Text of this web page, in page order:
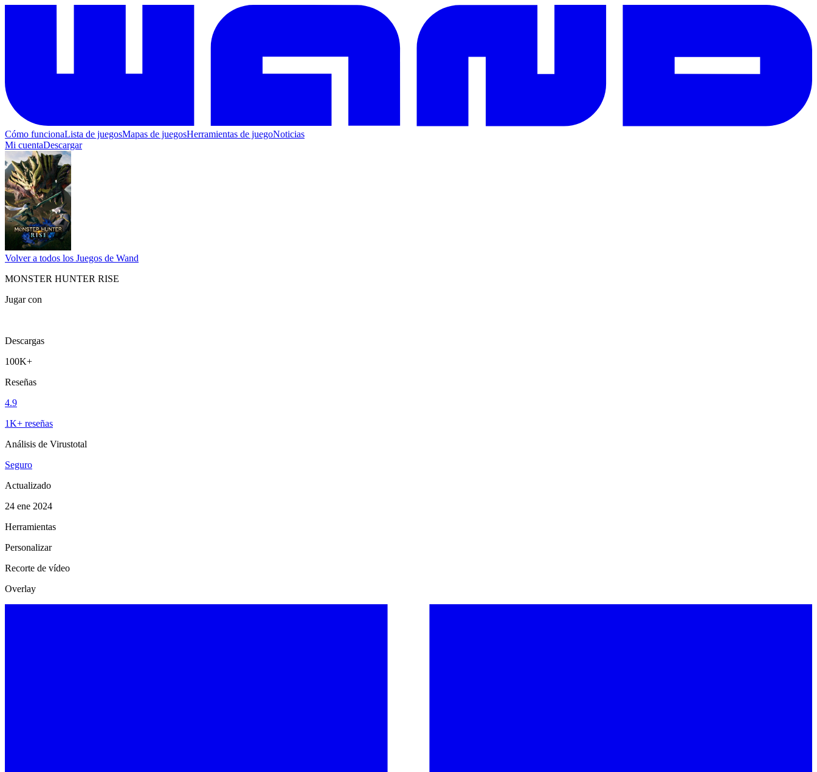
Cómo funcionaLista de juegosMapas de juegosHerramientas de juegoNoticias
Mi cuentaDescargar
Volver a todos los Juegos de Wand
MONSTER HUNTER RISE
Jugar con
Descargas
100K+
Reseñas
4.9
1K+ reseñas
Análisis de Virustotal
Seguro
Actualizado
24 ene 2024
Herramientas
Personalizar
Recorte de vídeo
Overlay